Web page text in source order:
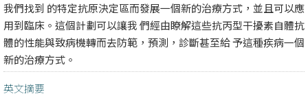
我們找到 的特定抗原決定區而發展一個新的治療方式，並且可以應
用到臨床。這個計劃可以讓我 們經由瞭解這些抗丙型干擾素自體抗
體的性能與致病機轉而去防範，預測，診斷甚至給 予這種疾病一個
新的治療方式。
英文摘要